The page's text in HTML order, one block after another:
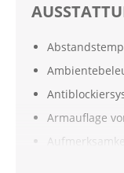
Armauflage